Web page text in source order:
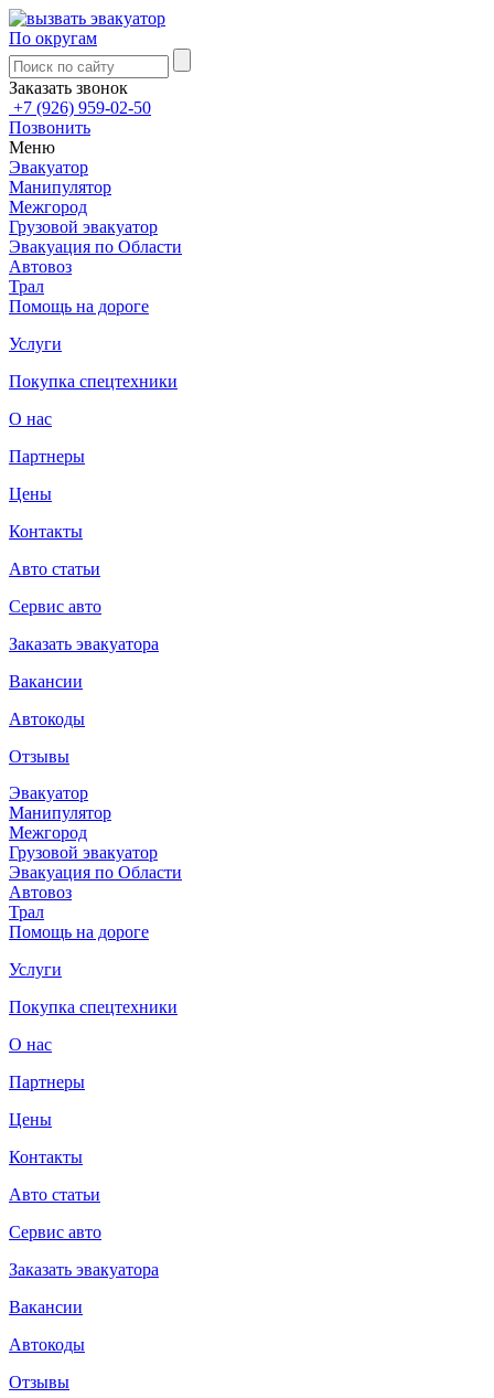
По округам
Заказать звонок
+7 (926) 959-02-50
Позвонить
Меню
Эвакуатор
Манипулятор
Межгород
Грузовой эвакуатор
Эвакуация по Области
Автовоз
Трал
Помощь на дороге
Услуги
Покупка спецтехники
О нас
Партнеры
Цены
Контакты
Авто статьи
Сервис авто
Заказать эвакуатора
Вакансии
Автокоды
Отзывы
Эвакуатор
Манипулятор
Межгород
Грузовой эвакуатор
Эвакуация по Области
Автовоз
Трал
Помощь на дороге
Услуги
Покупка спецтехники
О нас
Партнеры
Цены
Контакты
Авто статьи
Сервис авто
Заказать эвакуатора
Вакансии
Автокоды
Отзывы